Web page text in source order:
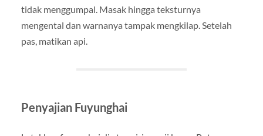
tidak menggumpal. Masak hingga teksturnya
mengental dan warnanya tampak mengkilap. Setelah
pas, matikan api.
Penyajian Fuyunghai